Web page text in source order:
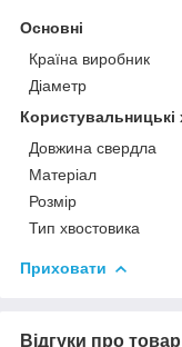
Основні
Країна виробник
Діаметр
Користувальницькі
Довжина свердла
Матеріал
Розмір
Тип хвостовика
Приховати
Відгуки про товар